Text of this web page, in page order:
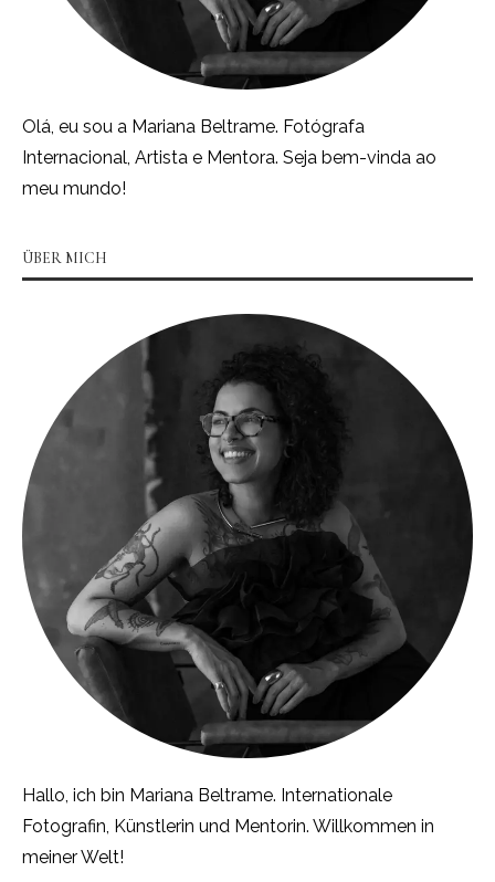
Olá, eu sou a Mariana Beltrame. Fotógrafa
Internacional, Artista e Mentora. Seja bem-vinda ao
meu mundo!
ÜBER MICH
Hallo, ich bin Mariana Beltrame. Internationale
Fotografin, Künstlerin und Mentorin. Willkommen in
meiner Welt!